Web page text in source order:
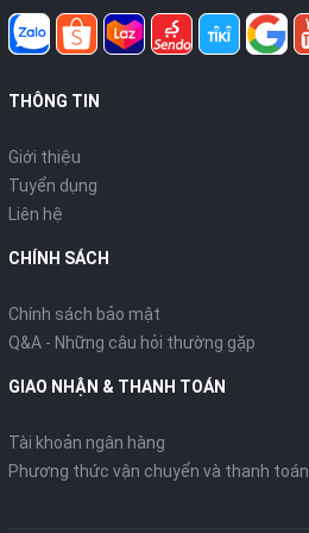
THÔNG TIN
Giới thiệu
Tuyển dụng
Liên hệ
CHÍNH SÁCH
Chính sách bảo mật
Q&A - Những câu hỏi thường gặp
GIAO NHẬN & THANH TOÁN
Tài khoản ngân hàng
Phương thức vận chuyển và thanh toán